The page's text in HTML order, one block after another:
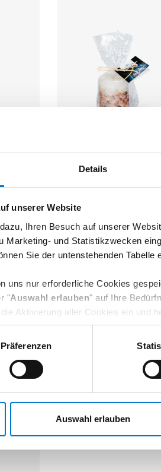
Details
unserer Website
Ihren Besuch auf unserer
Marketing- und Statistikzwecken
Sie der untenstehenden Tabelle
uns nur erforderliche Cookies
"Auswahl erlauben" auf Ihre
die Aktivierung aller Cookies ein und
zu gestalten. Ihre Einwilligung
Sie unter Abschnitt 10.3. unserer
Präferenzen
Auswahl erlauben
Duftkerze mittelgroß mit
original Bergsalz-Kristallen
12,95 €
Maurerfläschchen mit
6,50 €